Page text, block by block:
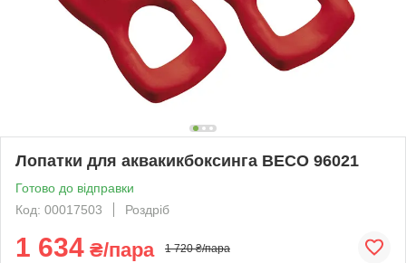
Лопатки для аквакикбоксинга BECO 96021
Готово до відправки
Код: 00017503
Роздріб
1 634 ₴/пара 1 720 ₴/пара